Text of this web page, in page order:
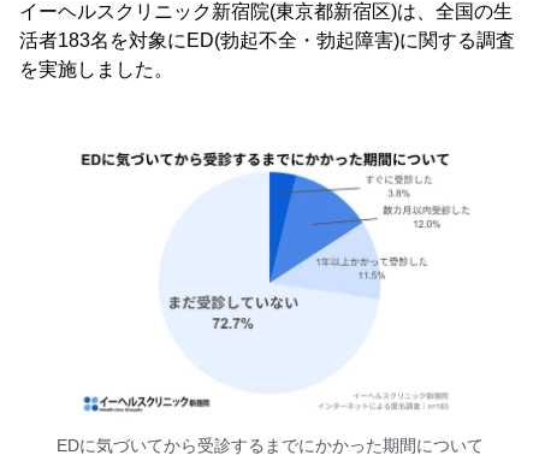
イーヘルスクリニック新宿院(東京都新宿区)は、全国の生
活者183名を対象にED(勃起不全・勃起障害)に関する調査
を実施しました。
EDに気づいてから受診するまでにかかった期間について